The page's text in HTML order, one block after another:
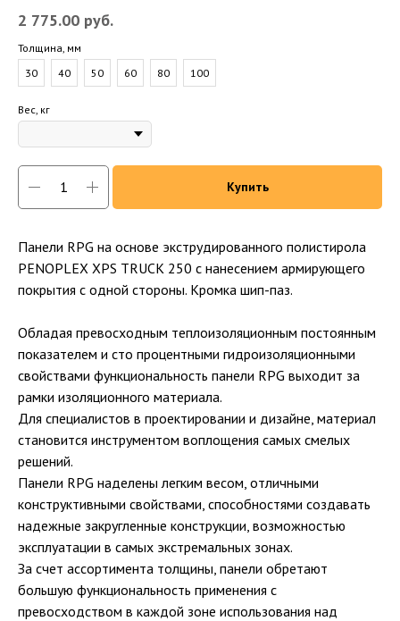
2 775.00 руб.
Толщина, мм
30
40 50 60 80 100
Вес, кг
Купить
Панели RPG на основе экструдированного полистирола
PENOPLEX XPS TRUCK 250 с нанесением армирующего
покрытия с одной стороны. Кромка шип-паз.
Обладая превосходным теплоизоляционным постоянным
показателем и сто процентными гидроизоляционными
свойствами функциональность панели RPG выходит за
рамки изоляционного материала.
Для специалистов в проектировании и дизайне, материал
становится инструментом воплощения самых смелых
решений.
Панели RPG наделены легким весом, отличными
конструктивными свойствами, способностями создавать
надежные закругленные конструкции, возможностью
эксплуатации в самых экстремальных зонах.
За счет ассортимента толщины, панели обретают
большую функциональность применения с
превосходством в каждой зоне использования над